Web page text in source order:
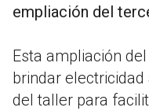
empliación del
Esta ampliación
brindar
del taller para